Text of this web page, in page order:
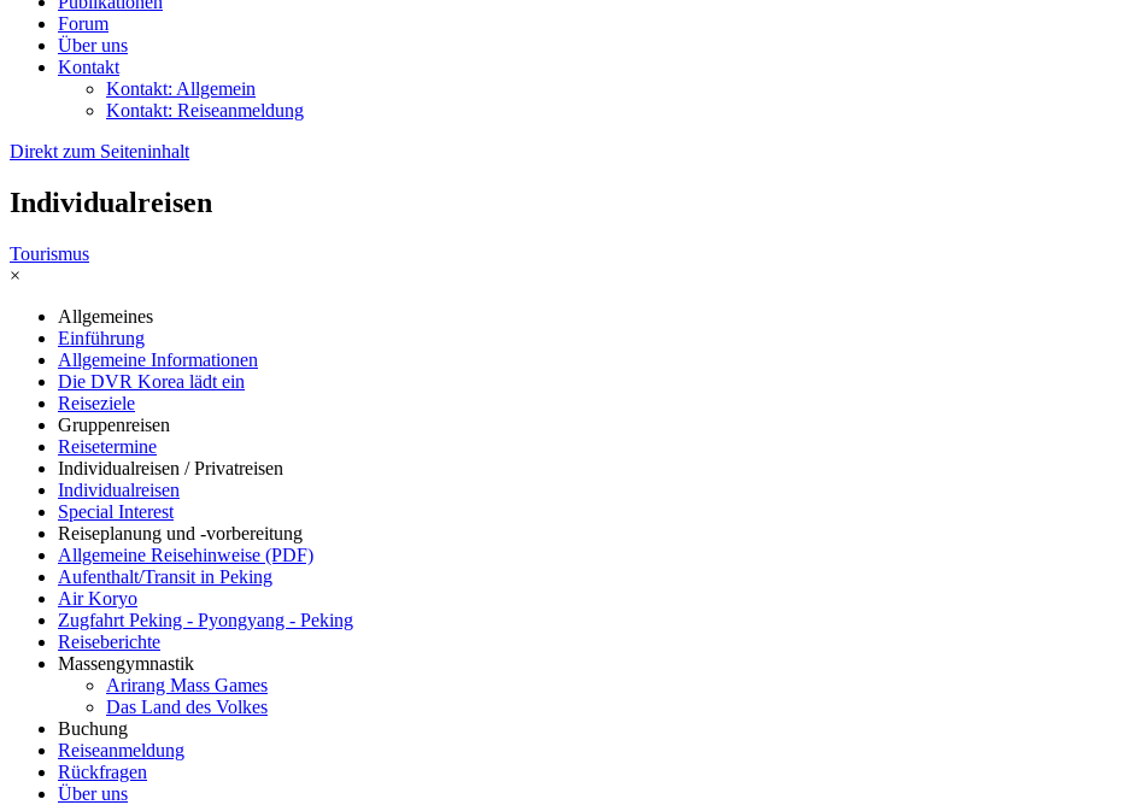
Forum
Über uns
Kontakt
Kontakt: Allgemein
Kontakt: Reiseanmeldung
Direkt zum Seiteninhalt
Individualreisen
Tourismus
×
Allgemeines
Einführung
Allgemeine Informationen
Die DVR Korea lädt ein
Reiseziele
Gruppenreisen
Reisetermine
Individualreisen / Privatreisen
Individualreisen
Special Interest
Reiseplanung und -vorbereitung
Allgemeine Reisehinweise (PDF)
Aufenthalt/Transit in Peking
Air Koryo
Zugfahrt Peking - Pyongyang - Peking
Reiseberichte
Massengymnastik
Arirang Mass Games
Das Land des Volkes
Buchung
Reiseanmeldung
Rückfragen
Über uns